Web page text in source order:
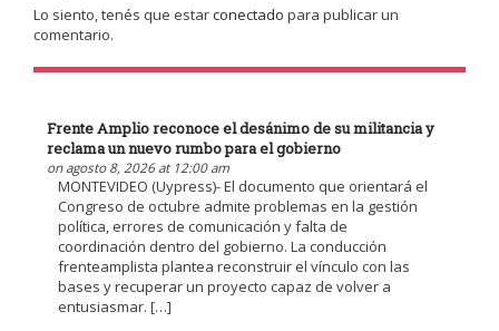
Lo siento, tenés que estarconectado para publicar un
comentario.
Frente Amplio reconoce el desánimo de su militancia y
reclama un nuevo rumbo para el gobierno
on agosto 8, 2026 at 12:00 am
MONTEVIDEO (Uypress)- El documento que orientará el
Congreso de octubre admite problemas en la gestión
política, errores de comunicación y falta de
coordinación dentro del gobierno. La conducción
frenteamplista plantea reconstruir el vínculo con las
bases y recuperar un proyecto capaz de volver a
entusiasmar. […]